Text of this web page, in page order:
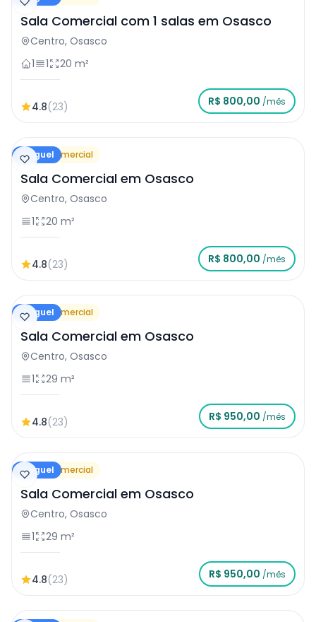
Sala Comercial com 1 salas em Osasco
Centro, Osasco
1
1 20 m²
4.8(23) R$ 800,00 /mês
Aluguel
Sala Comercial
Sala Comercial em Osasco
Centro, Osasco
1
20 m²
4.8(23) R$ 800,00 /mês
Aluguel
Sala Comercial
Sala Comercial em Osasco
Centro, Osasco
1
29 m²
4.8(23) R$ 950,00 /mês
Aluguel
Sala Comercial
Sala Comercial em Osasco
Centro, Osasco
1
29 m²
4.8(23) R$ 950,00 /mês